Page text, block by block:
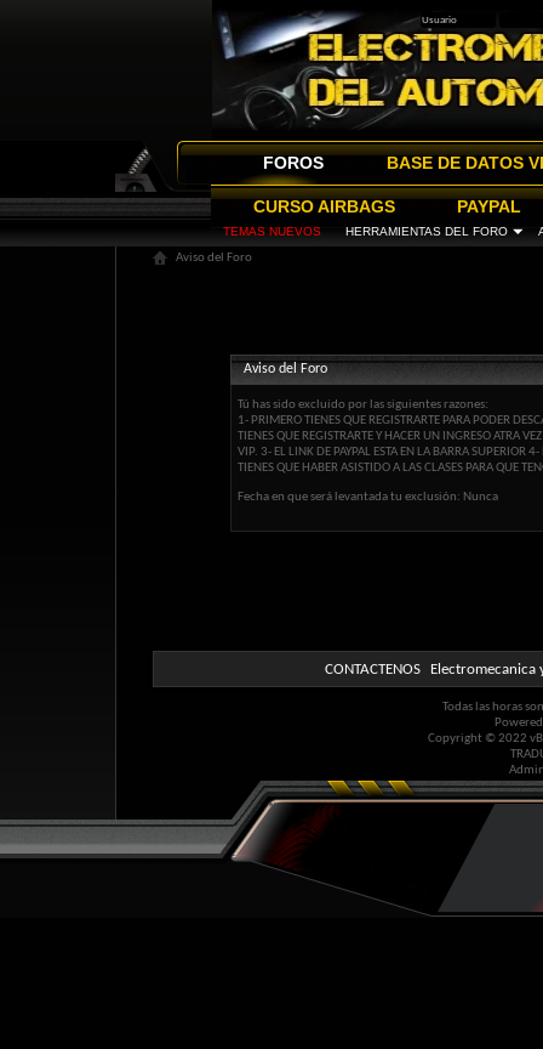
FOROS
TEMAS NUEVOS HERRAMIENTAS DEL FORO
BASE DE DATOS
CURSO AIRBAGS PAYPAL
Aviso del Foro
Aviso del Foro
Tú has sido excluido por las siguientes razones:
1- PRIMERO TIENES QUE REGISTRARTE PARA PODER
TIENES QUE REGISTRARTE Y HACER UN INGRESO ATRA
VIP. 3- EL LINK DE PAYPAL ESTA EN LA BARRA SUPERIOR
TIENES QUE HABER ASISTIDO A LAS CLASES PARA QUE
Fecha en que será levantada tu exclusión: Nunca
CONTACTENOS Electromecanica
Todas las horas
Copyright © 2022